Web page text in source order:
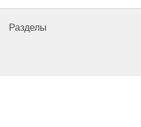
Разделы